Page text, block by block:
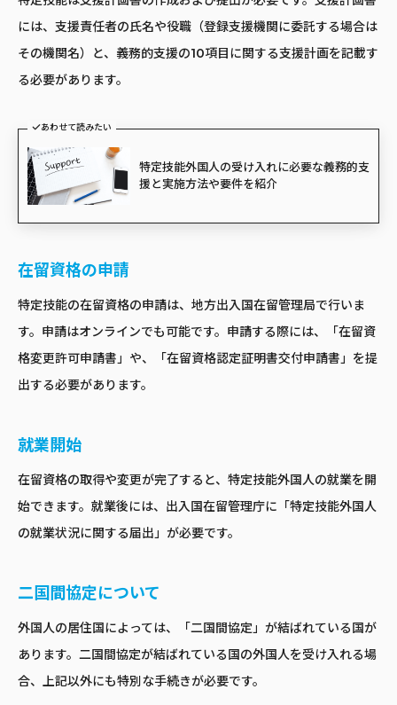
には、支援責任者の氏名や役職（登録支援機関に委託する場合は
その機関名）と、義務的支援の10項目に関する支援計画を記載す
る必要があります。
あわせて読みたい
特定技能外国人の受け入れに必要な義務的支
援と実施方法や要件を紹介
在留資格の申請
特定技能の在留資格の申請は、地方出入国在留管理局で行いま
す。申請はオンラインでも可能です。申請する際には、「在留資
格変更許可申請書」や、「在留資格認定証明書交付申請書」を提
出する必要があります。
就業開始
在留資格の取得や変更が完了すると、特定技能外国人の就業を開
始できます。就業後には、出入国在留管理庁に「特定技能外国人
の就業状況に関する届出」が必要です。
二国間協定について
外国人の居住国によっては、「二国間協定」が結ばれている国が
あります。二国間協定が結ばれている国の外国人を受け入れる場
合、上記以外にも特別な手続きが必要です。